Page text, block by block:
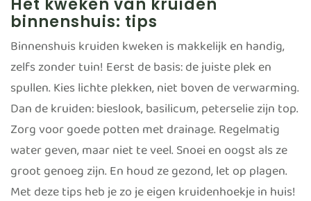
Het kweken van kruiden
binnenshuis: tips
Binnenshuis kruiden kweken is makkelijk en handig,
zelfs zonder tuin! Eerst de basis: de juiste plek en
spullen. Kies lichte plekken, niet boven de verwarming.
Dan de kruiden: bieslook, basilicum, peterselie zijn top.
Zorg voor goede potten met drainage. Regelmatig
water geven, maar niet te veel. Snoei en oogst als ze
groot genoeg zijn. En houd ze gezond, let op plagen.
Met deze tips heb je zo je eigen kruidenhoekje in huis!